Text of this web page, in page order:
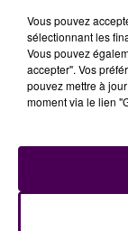
de la collectivité.
Emmanuel
Vous pouvez
sélectionnant les
Vous pouvez
accepter". Vos
pouvez mettre à
moment via le lien